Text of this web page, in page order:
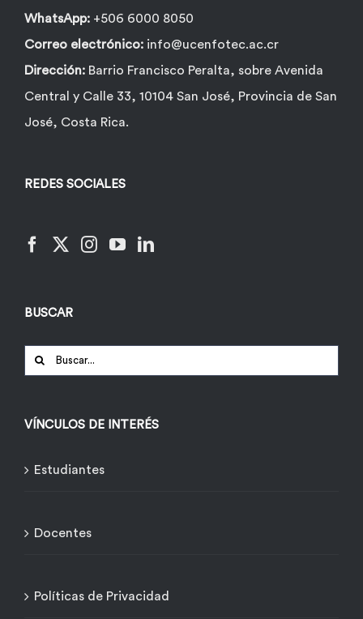
WhatsApp: +506 6000 8050
Correo electrónico: info@ucenfotec.ac.cr
Dirección: Barrio Francisco Peralta, sobre Avenida
Central y Calle 33, 10104 San José, Provincia de San
José, Costa Rica.
REDES SOCIALES
BUSCAR
Buscar:
VÍNCULOS DE INTERÉS
Estudiantes
Docentes
Políticas de Privacidad